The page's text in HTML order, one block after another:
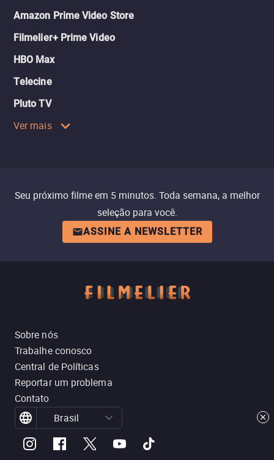
Amazon Prime Video Store
Filmelier+ Prime Video
HBO Max
Telecine
Pluto TV
Ver mais
Seu próximo filme em 5 minutos. Toda semana, a melhor
seleção para você.
ASSINE A NEWSLETTER
Sobre nós
Trabalhe conosco
Central de Políticas
Reportar um problema
Contato
Brasil